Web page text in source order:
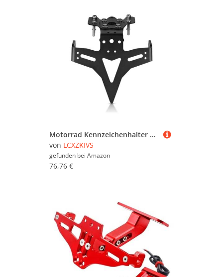
Motorrad Kennzeichenhalter Rahmen Mit Licht Zubehör Für MT-07 MT 07 2013-2023 2022 2021 2020 2019 2018 2017 2016
von LCXZKIVS
gefunden bei Amazon
76,76 €